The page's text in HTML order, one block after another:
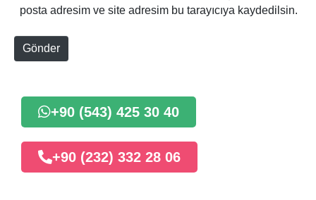
e
posta adresim ve site adresim bu tarayıcıya kaydedilsin.
Gönder
+90 (543) 425 30 40
+90 (232) 332 28 06